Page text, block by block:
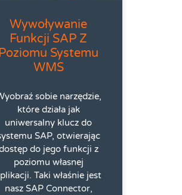
Wywoływanie
Funkcji SAP Z
Poziomu Systemu
WMS
sobie narzędzie,
które działa jak
uniwersalny klucz do
SAP, otwierając
do jego funkcji z
poziomu własnej
Taki właśnie jest
nasz SAP Connector,